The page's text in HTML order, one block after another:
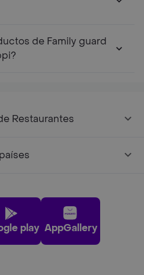
de Family guard
Restaurantes
play AppGallery